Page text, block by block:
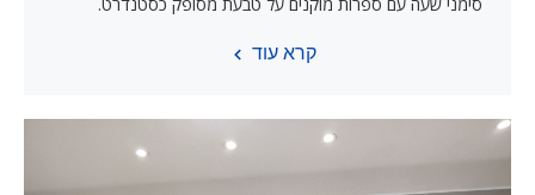
קרא עוד